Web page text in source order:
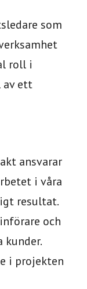
som
roll i
av ett
ansvarar
i våra
resultat.
och
kunder.
i projekten